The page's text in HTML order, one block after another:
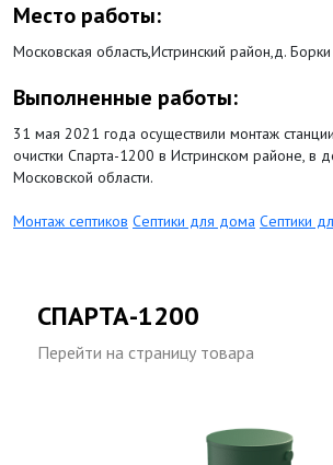
Место работы:
Московская область,Истринский район,д. Борки
Выполненные работы:
31 мая 2021 года осуществили монтаж
очистки Спарта-1200 в Истринском районе, в
Московской области.
Монтаж септиков Септики для дома Септики
СПАРТА-1200
Перейти на страницу товара